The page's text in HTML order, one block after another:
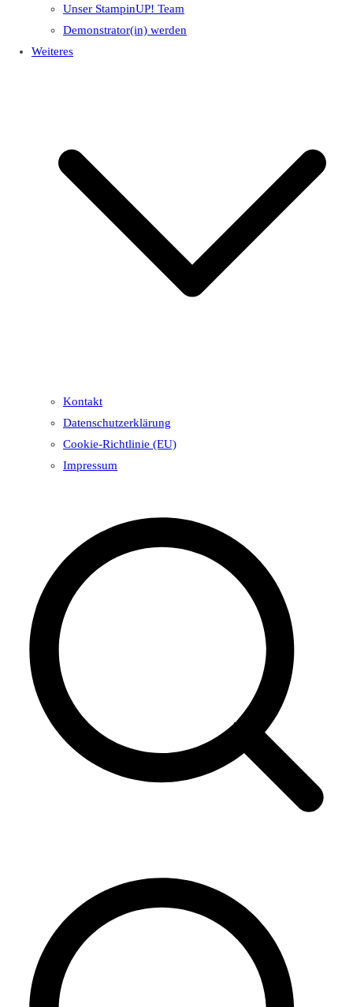
Unser StampinUP! Team
Demonstrator(in) werden
Weiteres
Kontakt
Datenschutzerklärung
Cookie-Richtlinie (EU)
Impressum